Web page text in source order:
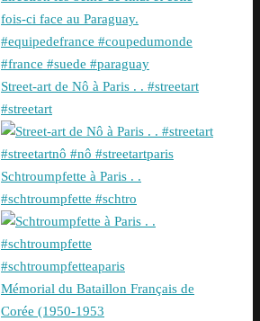
Street-art de Nô à Paris . . #streetart
#streetart
Schtroumpfette à Paris . .
#schtroumpfette #schtro
Mémorial du Bataillon Français de
Corée (1950-1953